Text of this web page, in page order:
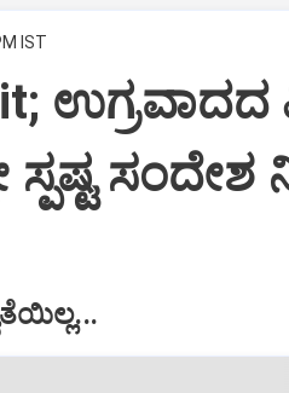
IST
ಉಗ್ರವಾದದ
ಸ್ಪಷ್ಟ